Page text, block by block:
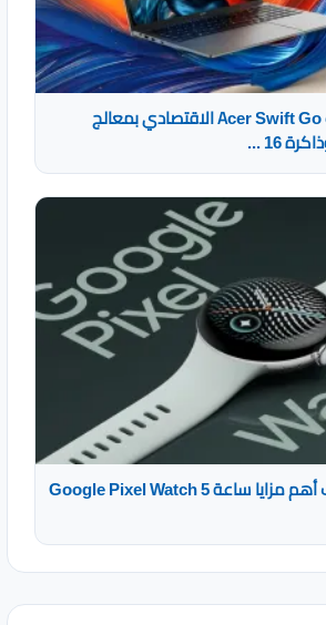
ايسر تطلق حاسوب Acer Swift Go الاقتصادي بمعالج
تسريب جديد يكشف أهم مزايا ساعة Google Pixel Watch 5